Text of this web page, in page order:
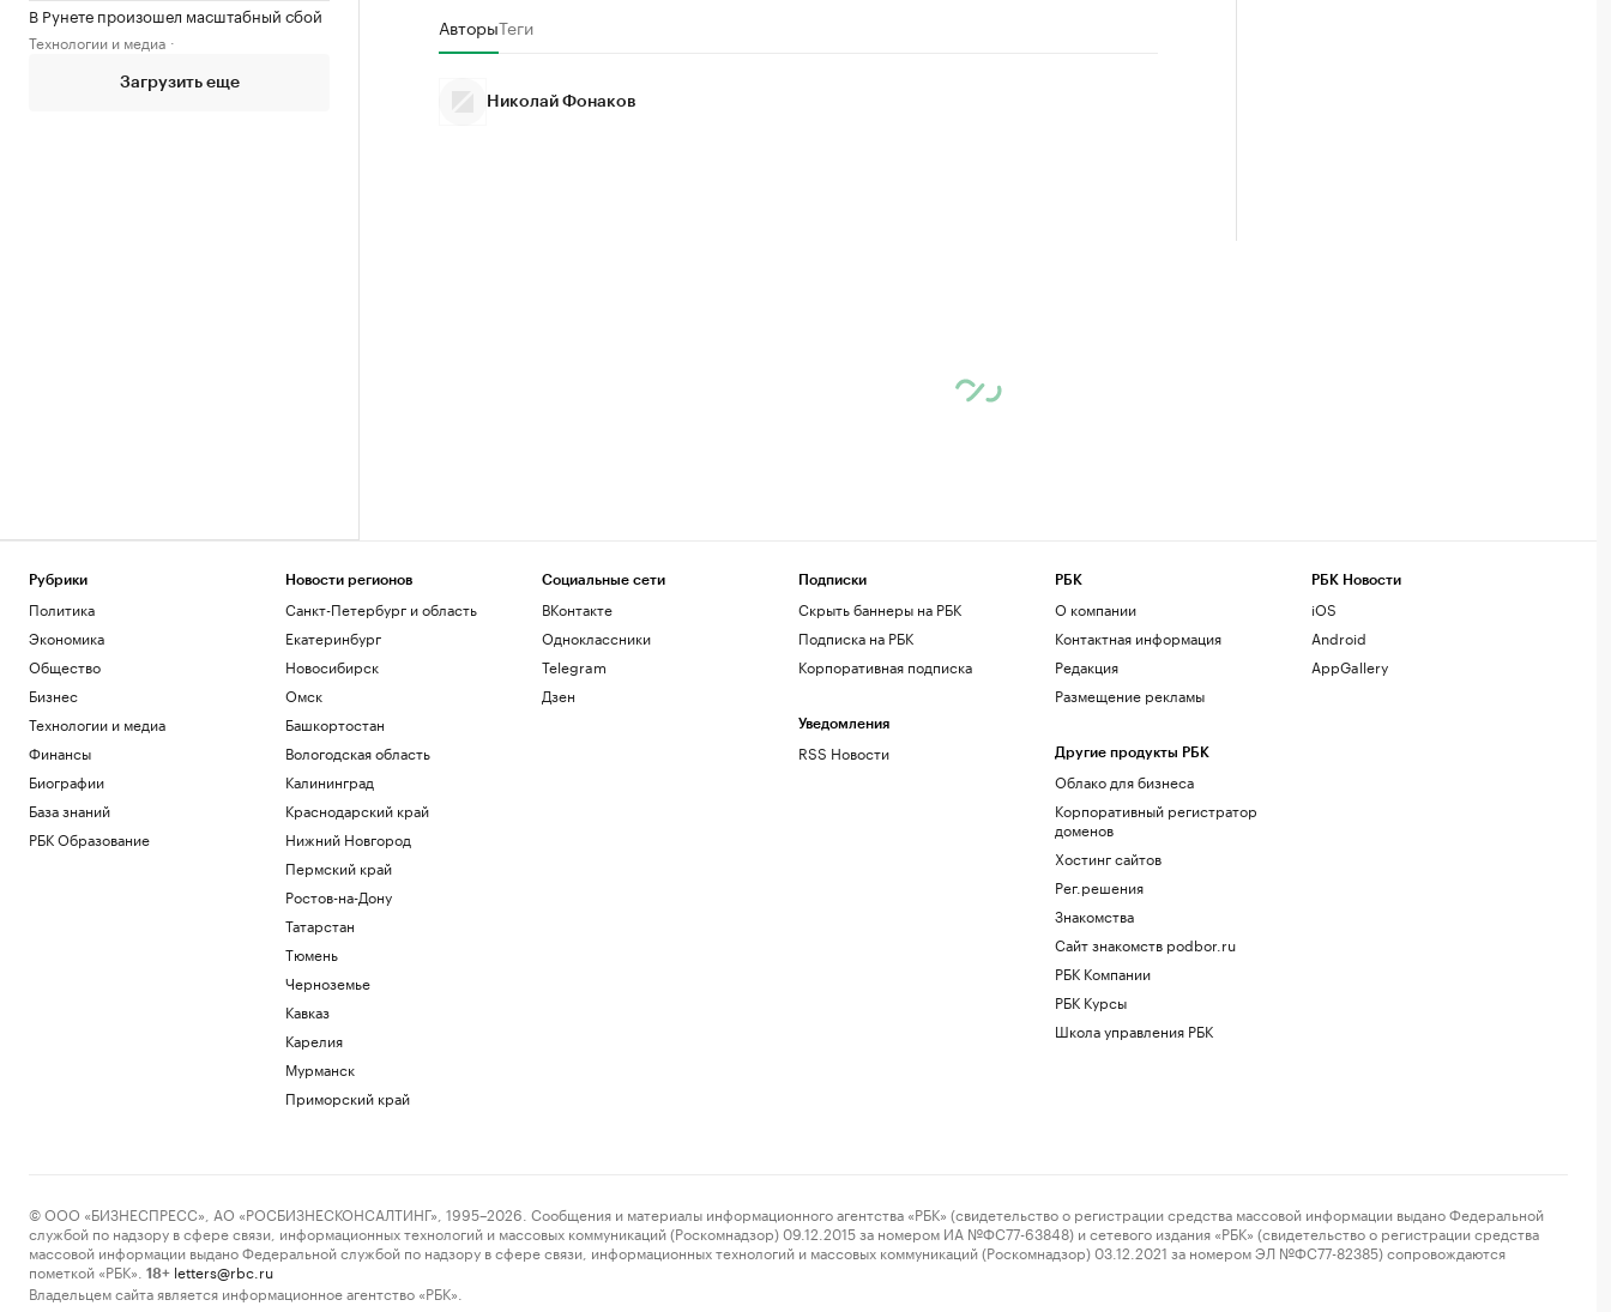
В Рунете произошел масштабный сбой
Технологии и медиа
Загрузить еще
АвторыТеги
Николай Фонаков
Рубрики
Политика
Экономика
Общество
Бизнес
Технологии и медиа
Финансы
Биографии
База знаний
РБК Образование
Новости регионов
Санкт-Петербург и область
Екатеринбург
Новосибирск
Омск
Башкортостан
Вологодская область
Калининград
Краснодарский край
Нижний Новгород
Пермский край
Ростов-на-Дону
Татарстан
Тюмень
Черноземье
Кавказ
Карелия
Мурманск
Приморский край
Социальные сети
ВКонтакте
Одноклассники
Telegram
Дзен
Подписки
Скрыть баннеры на РБК
Подписка на РБК
Корпоративная подписка
Уведомления
RSS Новости
РБК
О компании
Контактная информация
Редакция
Размещение рекламы
Другие продукты РБК
Облако для бизнеса
Корпоративный регистратор
доменов
Хостинг сайтов
Рег.решения
Знакомства
Сайт знакомств podbor.ru
РБК Компании
РБК Курсы
Школа управления РБК
РБК Новости
iOS
Android
AppGallery
© ООО «БИЗНЕСПРЕСС», АО «РОСБИЗНЕСКОНСАЛТИНГ», 1995–2026. Сообщения и материалы информационного агентства «РБК» (свидетельство о регистрации средства массовой информации выдано Федеральной
службой по надзору в сфере связи, информационных технологий и массовых коммуникаций (Роскомнадзор) 09.12.2015 за номером ИА №ФС77-63848) и сетевого издания «РБК» (свидетельство о регистрации средства
массовой информации выдано Федеральной службой по надзору в сфере связи, информационных технологий и массовых коммуникаций (Роскомнадзор) 03.12.2021 за номером ЭЛ №ФС77-82385) сопровождаются
пометкой «РБК».
18+ letters@rbc.ru
Владельцем сайта является информационное агентство «РБК».